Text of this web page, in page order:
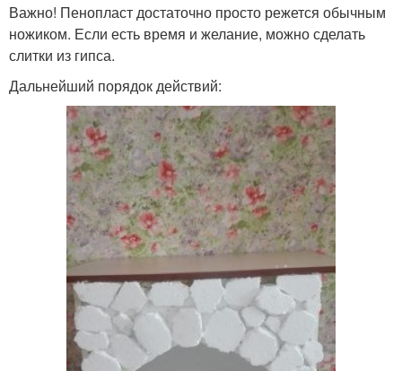
Важно! Пенопласт достаточно просто режется обычным
ножиком. Если есть время и желание, можно сделать
слитки из гипса.
Дальнейший порядок действий: